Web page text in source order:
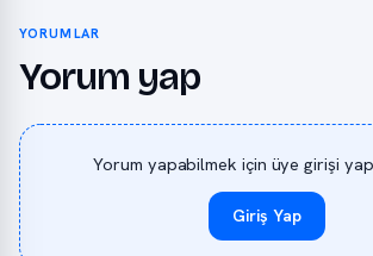
YORUMLAR
Yorum yap
Yorum yapabilmek için üye girişi
Giriş Yap